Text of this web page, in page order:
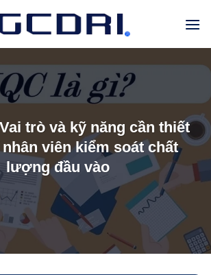
trò và kỹ năng cần thiết
viên kiểm soát chất
lượng đầu vào